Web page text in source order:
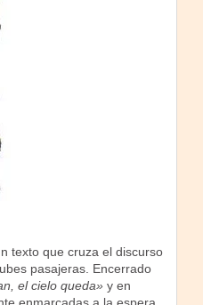
texto que cruza el discurso
pasajeras. Encerrado
el cielo queda»y en